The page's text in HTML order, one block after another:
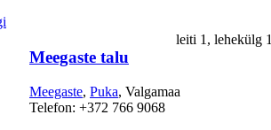
leiti 1,
Meegaste talu
Meegaste, Puka, Valgamaa
Telefon: +372 766 9068